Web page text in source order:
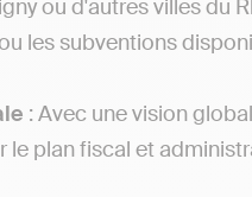
ou d'autres villes du
les subventions
: Avec une vision
plan fiscal et